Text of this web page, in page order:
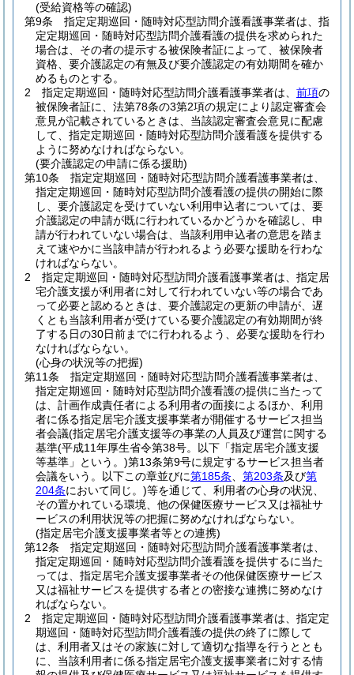
(受給資格等の確認)
第9条
指定定期巡回・随時対応型訪問介護看護事業者は、指
定定期巡回・随時対応型訪問介護看護の提供を求められた
場合は、その者の提示する被保険者証によって、被保険者
資格、要介護認定の有無及び要介護認定の有効期間を確か
めるものとする。
2
指定定期巡回・随時対応型訪問介護看護事業者は、 前項の
被保険者証に、法第78条の3第2項の規定により認定審査会
意見が記載されているときは、当該認定審査会意見に配慮
して、指定定期巡回・随時対応型訪問介護看護を提供する
ように努めなければならない。
(要介護認定の申請に係る援助)
第10条
指定定期巡回・随時対応型訪問介護看護事業者は、
指定定期巡回・随時対応型訪問介護看護の提供の開始に際
し、要介護認定を受けていない利用申込者については、要
介護認定の申請が既に行われているかどうかを確認し、申
請が行われていない場合は、当該利用申込者の意思を踏ま
えて速やかに当該申請が行われるよう必要な援助を行わな
ければならない。
2
指定定期巡回・随時対応型訪問介護看護事業者は、指定居
宅介護支援が利用者に対して行われていない等の場合であ
って必要と認めるときは、要介護認定の更新の申請が、遅
くとも当該利用者が受けている要介護認定の有効期間が終
了する日の30日前までに行われるよう、必要な援助を行わ
なければならない。
(心身の状況等の把握)
第11条
指定定期巡回・随時対応型訪問介護看護事業者は、
指定定期巡回・随時対応型訪問介護看護の提供に当たって
は、計画作成責任者による利用者の面接によるほか、利用
者に係る指定居宅介護支援事業者が開催するサービス担当
者会議(指定居宅介護支援等の事業の人員及び運営に関する
基準(平成11年厚生省令第38号。以下「指定居宅介護支援
等基準」という。)第13条第9号に規定するサービス担当者
会議をいう。以下この章並びに第185条 第203条及び第
204条において同じ。)等を通じて、利用者の心身の状況、
その置かれている環境、他の保健医療サービス又は福祉サ
ービスの利用状況等の把握に努めなければならない。
(指定居宅介護支援事業者等との連携)
第12条
指定定期巡回・随時対応型訪問介護看護事業者は、
指定定期巡回・随時対応型訪問介護看護を提供するに当た
っては、指定居宅介護支援事業者その他保健医療サービス
又は福祉サービスを提供する者との密接な連携に努めなけ
ればならない。
2
指定定期巡回・随時対応型訪問介護看護事業者は、指定定
期巡回・随時対応型訪問介護看護の提供の終了に際して
は、利用者又はその家族に対して適切な指導を行うととも
に、当該利用者に係る指定居宅介護支援事業者に対する情